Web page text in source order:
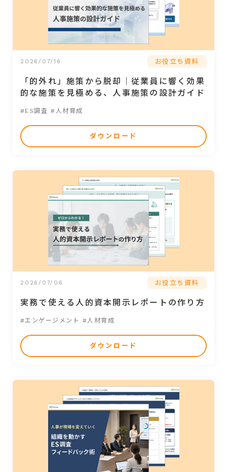
2026/07/16 お役立ち資料
「的外れ」施策から脱却｜従業員に響く効果
的な施策を見極める、人事施策の設計ガイド
#ES調査 #人材育成
ダウンロード
2026/07/06 お役立ち資料
実務で使える人的資本開示レポートの作り方
#エンゲージメント #人材育成
ダウンロード